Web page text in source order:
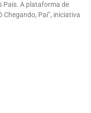
Pais. A plataforma de
Chegando, Pai”, iniciativa